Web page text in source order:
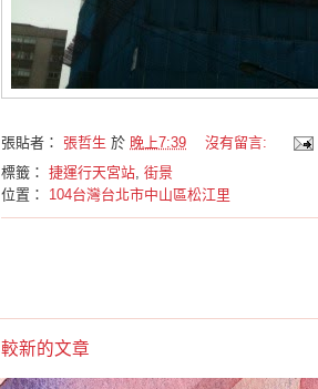
張貼者： 張哲生 於 晚上7:39
沒有留言:
標籤： 捷運行天宮站, 街景
位置： 104台灣台北市中山區松江里
較新的文章